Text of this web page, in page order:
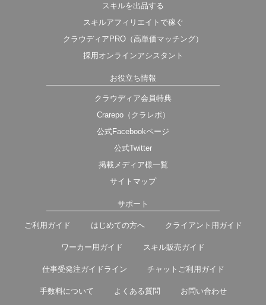
スキルを出品する
スキルアフィリエイトで稼ぐ
クラウディアPRO（高単価マッチング）
採用オンラインアシスタント
お役立ち情報
クラウディア会員特典
Crarepo（クラレポ）
公式Facebookページ
公式Twitter
掲載メディア様一覧
サイトマップ
サポート
ご利用ガイド はじめての方へ クライアント用ガイド
ワーカー用ガイド スキル販売ガイド
仕事受発注ガイドライン チャットご利用ガイド
手数料について よくある質問 お問い合わせ